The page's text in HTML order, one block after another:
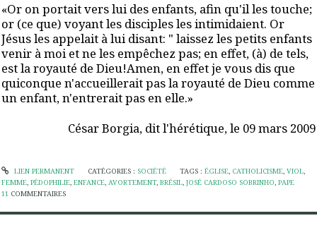
«Or on portait vers lui des enfants, afin qu'il les touche;
or (ce que) voyant les disciples les intimidaient. Or
Jésus les appelait à lui disant: " laissez les petits enfants
venir à moi et ne les empêchez pas; en effet, (à) de tels,
est la royauté de Dieu!Amen, en effet je vous dis que
quiconque n'accueillerait pas la royauté de Dieu comme
un enfant, n'entrerait pas en elle.»
César Borgia, dit l'hérétique, le 09 mars 2009
LIEN PERMANENT CATÉGORIES : SOCIÉTÉ TAGS :ÉGLISE, CATHOLICISME,VIOL,
FEMME, PÉDOPHILIE, ENFANCE, AVORTEMENT, BRÉSIL, JOSÉ CARDOSO SOBRINHO, PAPE
11 COMMENTAIRES